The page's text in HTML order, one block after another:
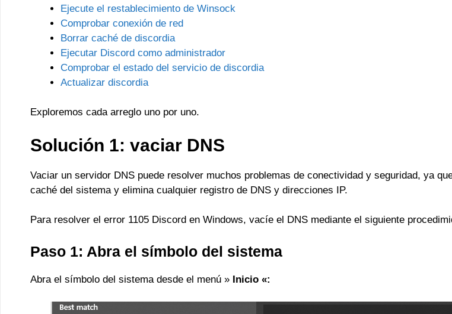
Ejecute el restablecimiento de Winsock
Comprobar conexión de red
Borrar caché de discordia
Ejecutar Discord como administrador
Comprobar el estado del servicio de discordia
Actualizar discordia
Exploremos cada arreglo uno por uno.
Solución 1: vaciar DNS
Vaciar un servidor DNS puede resolver muchos problemas de conectividad y seguridad, ya
caché del sistema y elimina cualquier registro de DNS y direcciones IP.
Para resolver el error 1105 Discord en Windows, vacíe el DNS mediante el siguiente
Paso 1: Abra el símbolo del sistema
Abra el símbolo del sistema desde el menú » Inicio «: